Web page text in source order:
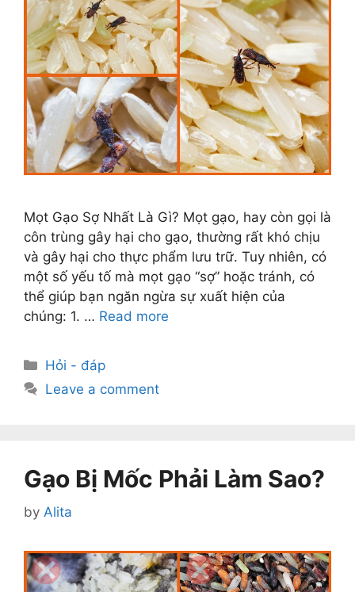
Mọt Gạo Sợ Nhất Là Gì? Mọt gạo, hay còn gọi là
côn trùng gây hại cho gạo, thường rất khó chịu
và gây hại cho thực phẩm lưu trữ. Tuy nhiên, có
một số yếu tố mà mọt gạo “sợ” hoặc tránh, có
thể giúp bạn ngăn ngừa sự xuất hiện của
chúng: 1. … Read more
Categories
Hỏi - đáp
Leave a comment
Gạo Bị Mốc Phải Làm Sao?
by Alita